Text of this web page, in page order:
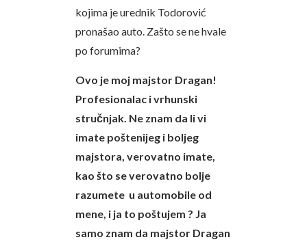
kojima je urednik Todorović
pronašao auto. Zašto se ne hvale
po forumima?
Ovo je moj majstor Dragan!
Profesionalac i vrhunski
stručnjak. Ne znam da li vi
imate poštenijeg i boljeg
majstora, verovatno imate,
kao što se verovatno bolje
razumete u automobile od
mene, i ja to poštujem ? Ja
samo znam da majstor Dragan